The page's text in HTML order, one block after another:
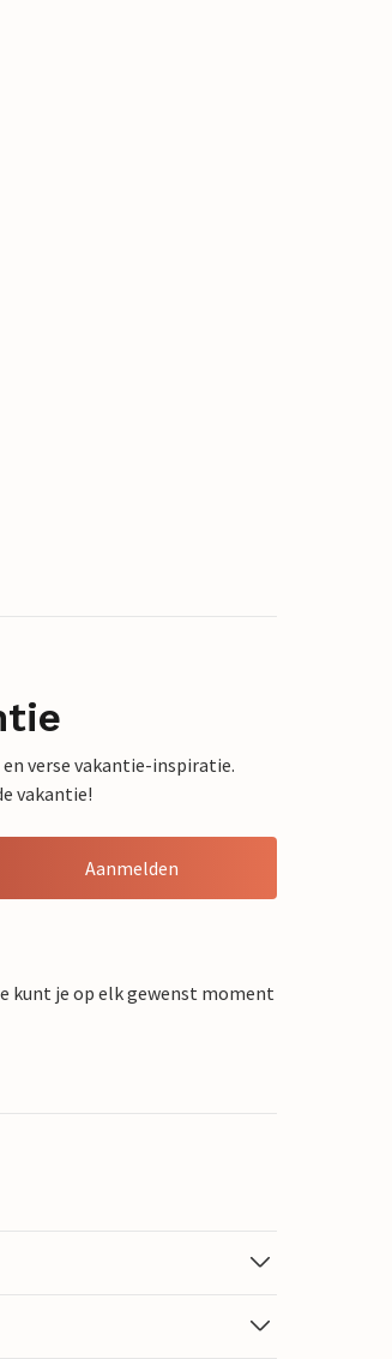
verse vakantie-inspiratie.
vakantie!
Aanmelden
kunt je op elk gewenst moment